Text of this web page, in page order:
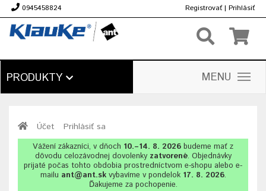
0945458824 Registrovať | Prihlásiť
PRODUKTY MENU
Účet Prihlásiť sa
Vážení zákazníci, v dňoch 10.–14. 8. 2026 budeme mať z
dôvodu celozávodnej dovolenkyzatvorené. Objednávky
prijaté počas tohto obdobia prostredníctvom e-shopu alebo e-
mailu ant@ant.skvybavíme v pondelok 17. 8. 2026.
Ďakujeme za pochopenie.